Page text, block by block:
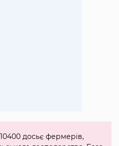
досьє фермерів,